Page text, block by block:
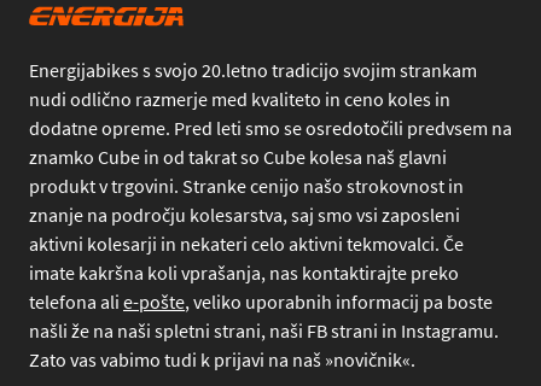
Energijabikes s svojo 20.letno tradicijo svojim strankam
nudi odlično razmerje med kvaliteto in ceno koles in
dodatne opreme. Pred leti smo se osredotočili predvsem na
znamko Cube in od takrat so Cube kolesa naš glavni
produkt v trgovini. Stranke cenijo našo strokovnost in
znanje na področju kolesarstva, saj smo vsi zaposleni
aktivni kolesarji in nekateri celo aktivni tekmovalci. Če
imate kakršna koli vprašanja, nas kontaktirajte preko
telefona ali e-pošte, veliko uporabnih informacij pa boste
našli že na naši spletni strani, naši FB strani in Instagramu.
Zato vas vabimo tudi k prijavi na naš »novičnik«.